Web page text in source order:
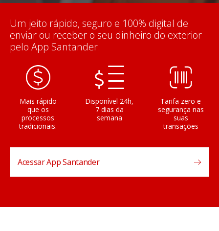
Um jeito rápido, seguro e 100% digital de
enviar ou receber o seu dinheiro do exterior
pelo App Santander.
Mais rápido
que os
processos
tradicionais.
Disponível 24h,
7 dias da
semana
Tarifa zero e
segurança nas
suas
transações
Acessar App Santander